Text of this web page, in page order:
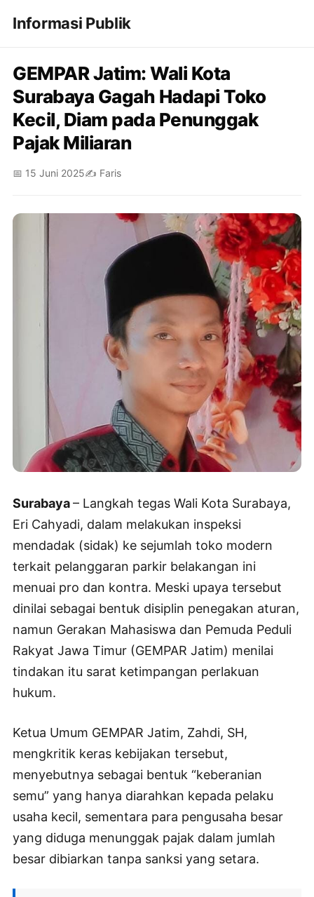
Informasi Publik
GEMPAR Jatim: Wali Kota
Surabaya Gagah Hadapi Toko
Kecil, Diam pada Penunggak
Pajak Miliaran
📅 15 Juni 2025✍️ Faris
Surabaya– Langkah tegas Wali Kota Surabaya,
Eri Cahyadi, dalam melakukan inspeksi
mendadak (sidak) ke sejumlah toko modern
terkait pelanggaran parkir belakangan ini
menuai pro dan kontra. Meski upaya tersebut
dinilai sebagai bentuk disiplin penegakan aturan,
namun Gerakan Mahasiswa dan Pemuda Peduli
Rakyat Jawa Timur (GEMPAR Jatim) menilai
tindakan itu sarat ketimpangan perlakuan
hukum.
Ketua Umum GEMPAR Jatim, Zahdi, SH,
mengkritik keras kebijakan tersebut,
menyebutnya sebagai bentuk “keberanian
semu” yang hanya diarahkan kepada pelaku
usaha kecil, sementara para pengusaha besar
yang diduga menunggak pajak dalam jumlah
besar dibiarkan tanpa sanksi yang setara.